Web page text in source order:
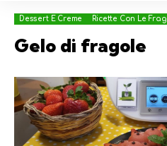
Dessert E Creme Ricette Con Le
Gelo di fragole